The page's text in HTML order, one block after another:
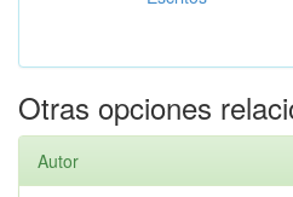
Otras opciones
Autor